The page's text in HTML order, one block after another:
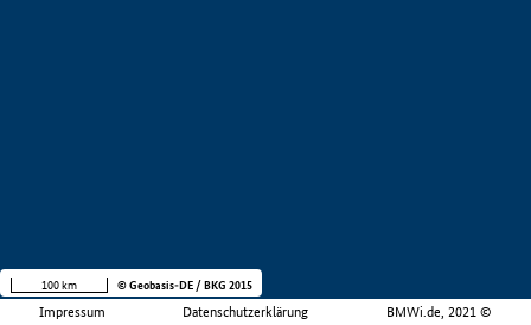
Impressum Datenschutzerklärung BMWi.de, 2021 ©
100 km © Geobasis-DE / BKG 2015